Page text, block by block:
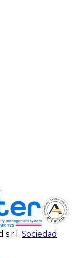
s.r.l. Sociedad